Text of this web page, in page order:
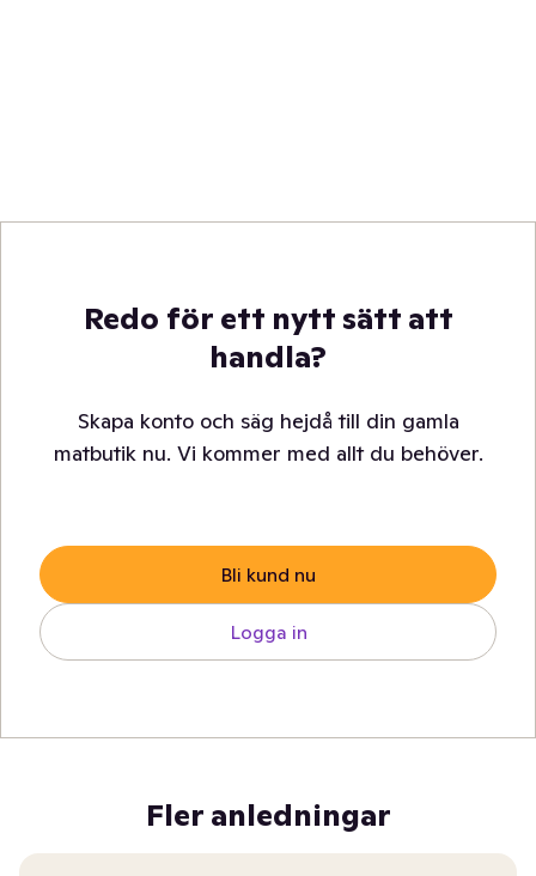
Redo för ett nytt sätt att
handla?
Skapa konto och säg hejdå till din gamla
matbutik nu. Vi kommer med allt du behöver.
Bli kund nu
Logga in
Fler anledningar